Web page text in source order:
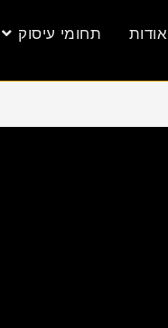
אודות תחומי עיסוק